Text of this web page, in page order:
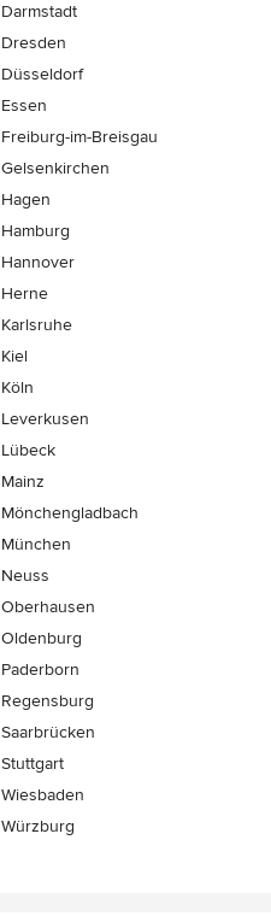
Darmstadt
Dresden
Düsseldorf
Essen
Freiburg-im-Breisgau
Gelsenkirchen
Hagen
Hamburg
Hannover
Herne
Karlsruhe
Kiel
Köln
Leverkusen
Lübeck
Mainz
Mönchen­gladbach
München
Neuss
Oberhausen
Oldenburg
Paderborn
Regensburg
Saarbrücken
Stuttgart
Wiesbaden
Würzburg